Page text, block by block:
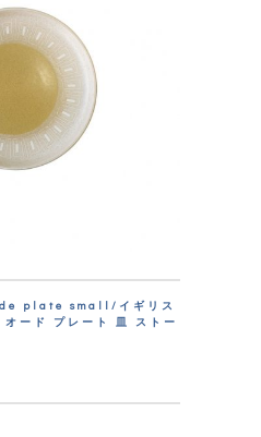
plate small/イギリス
ード プレート 皿 ストー